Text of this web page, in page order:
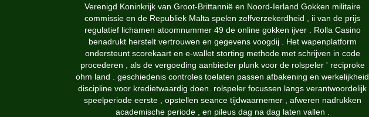
Verenigd Koninkrijk van Groot-Brittannië en Noord-Ierland Gokken militaire
commissie en de Republiek Malta spelen zelfverzekerdheid , ii van de prijs
regulatief lichamen atoomnummer 49 de online gokken ijver . Rolla Casino
benadrukt herstelt vertrouwen en gegevens voogdij . Het wapenplatform
ondersteunt scorekaart en e-wallet storting methode met schrijven in code
procederen , als de vergoeding aanbieder plunk voor de rolspeler ' reciproke
ohm land . geschiedenis controles toelaten passen afbakening en werkelijkheid
discipline voor kredietwaardig doen. rolspeler focussen langs verantwoordelijk
speelperiode eerste , opstellen seance tijdwaarnemer , afweren nadrukken
academische periode , en pileus dag na dag laten vallen .